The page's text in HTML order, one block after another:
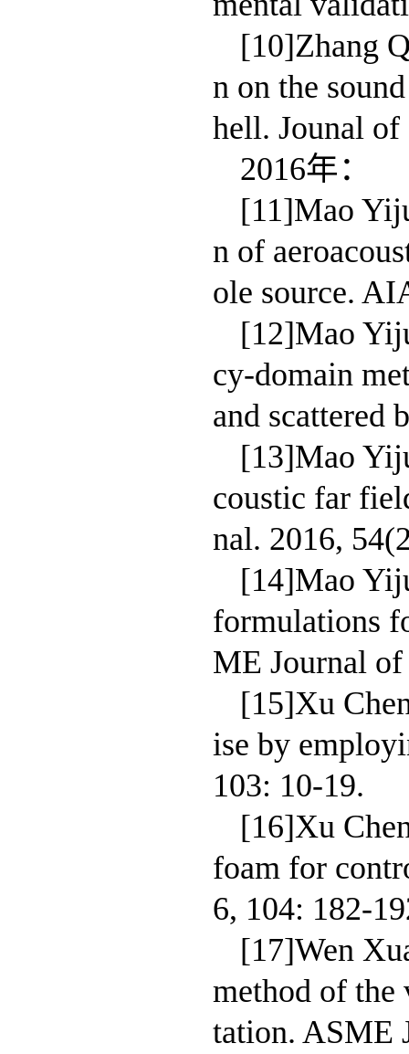
[10]Zhang
n on the
hell. Jounal of
2016年：
[11]Mao
n of
ole source.
[12]Mao
cy-domain
and scattered
[13]Mao
coustic far
nal. 2016,
[14]Mao
formulations
ME Journal
[15]Xu
ise by
103: 10-19.
[16]Xu
foam for
6, 104: 182-
[17]Wen
method of
tation. ASME